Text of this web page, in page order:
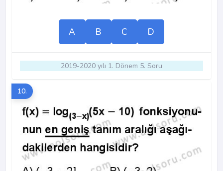
A B C D
2019-2020 yılı 1. Dönem 5. Soru
10.